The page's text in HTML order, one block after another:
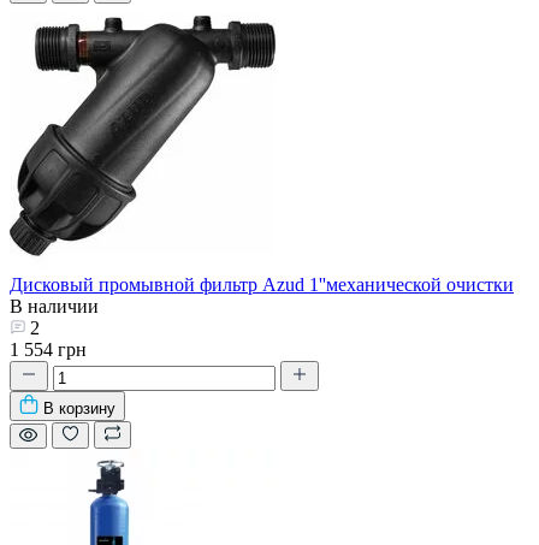
Дисковый промывной фильтр Azud 1''механической очистки
В наличии
2
1 554 грн
В корзину